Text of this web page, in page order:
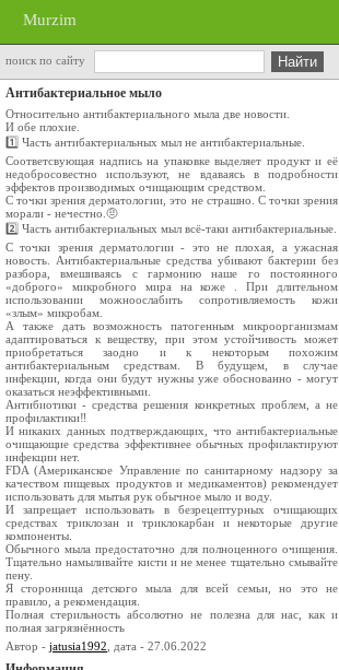
Murzim
поиск по сайту
Антибактериальное мыло
Относительно антибактериального мыла две новости.
И обе плохие.
1️⃣ Часть антибактериальных мыл не антибактериальные.
Соответсвующая надпись на упаковке выделяет продукт и её
недобросовестно используют, не вдаваясь в подробности
эффектов производимых очищающим средством.
С точки зрения дерматологии, это не страшно. С точки зрения
морали - нечестно.🤨
2️⃣ Часть антибактериальных мыл всё-таки антибактериальные.
С точки зрения дерматологии - это не плохая, а ужасная
новость. Антибактериальные средства убивают бактерии без
разбора, вмешиваясь с гармонию наше го постоянного
«доброго» микробного мира на коже . При длительном
использовании можноослабить сопротивляемость кожи
«злым» микробам.
А также дать возможность патогенным микроорганизмам
адаптироваться к веществу, при этом устойчивость может
приобретаться заодно и к некоторым похожим
антибактериальным средствам. В будущем, в случае
инфекции, когда они будут нужны уже обоснованно - могут
оказаться неэффективными.
Антибиотики - средства решения конкретных проблем, а не
профилактики‼️
И никаких данных подтверждающих, что антибактериальные
очищающие средства эффективнее обычных профилактируют
инфекции нет.
FDA (Американское Управление по санитарному надзору за
качеством пищевых продуктов и медикаментов) рекомендует
использовать для мытья рук обычное мыло и воду.
И запрещает использовать в безрецептурных очищающих
средствах триклозан и триклокарбан и некоторые другие
компоненты.
Обычного мыла предостаточно для полноценного очищения.
Тщательно намыливайте кисти и не менее тщательно смывайте
пену.
Я сторонница детского мыла для всей семьи, но это не
правило, а рекомендация.
Полная стерильность абсолютно не полезна для нас, как и
полная загрязнённость
Автор - jatusia1992 , дата - 27.06.2022